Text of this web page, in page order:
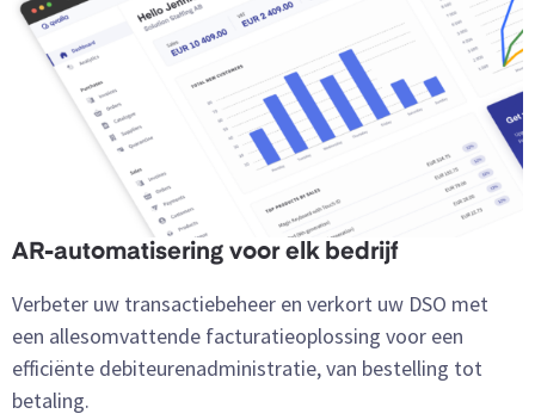
AR-automatisering voor elk bedrijf
Verbeter uw transactiebeheer en verkort uw DSO met
een allesomvattende facturatieoplossing voor een
efficiënte debiteurenadministratie, van bestelling tot
betaling.